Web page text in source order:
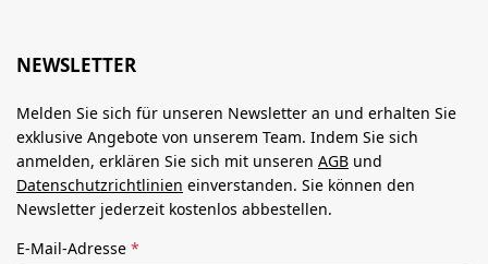
NEWSLETTER
Melden Sie sich für unseren Newsletter an und erhalten Sie
exklusive Angebote von unserem Team. Indem Sie sich
anmelden, erklären Sie sich mit unseren AGB und
Datenschutzrichtlinien einverstanden. Sie können den
Newsletter jederzeit kostenlos abbestellen.
E-Mail-Adresse *